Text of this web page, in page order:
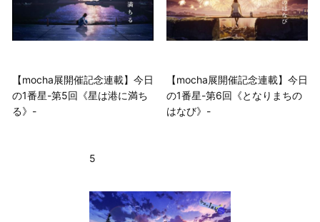
【mocha展開催記念連載】今日
の1番星-第5回《星は港に満ち
る》-
【mocha展開催記念連載】今日
の1番星-第6回《となりまちの
はなび》-
5